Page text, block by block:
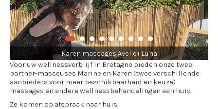
Karen massages Avel di Luna
Voor uw wellnessverblijf in Bretagne bieden onze twee
partner-masseuses Marine en Karen (twee verschillende
aanbieders voor meer beschikbaarheid en keuze)
massages en andere wellnessbehandelingen aan huis.
Ze komen op afspraak naar huis.